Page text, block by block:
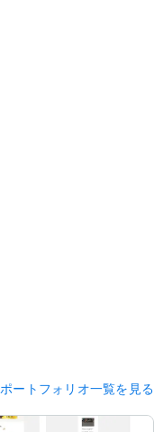
ポートフォリオ一覧を見る